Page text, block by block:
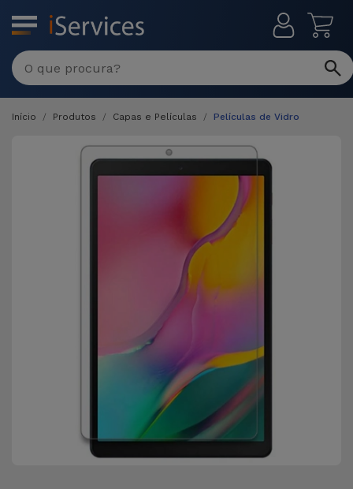
MENU
Início Produtos Capas e Películas Películas de Vidro